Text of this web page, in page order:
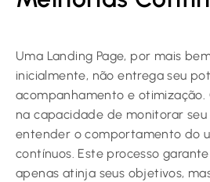
Uma Landing Page, por mais
inicialmente, não entrega seu
acompanhamento e otimização.
na capacidade de monitorar seu
entender o comportamento do
contínuos. Este processo
apenas atinja seus objetivos,